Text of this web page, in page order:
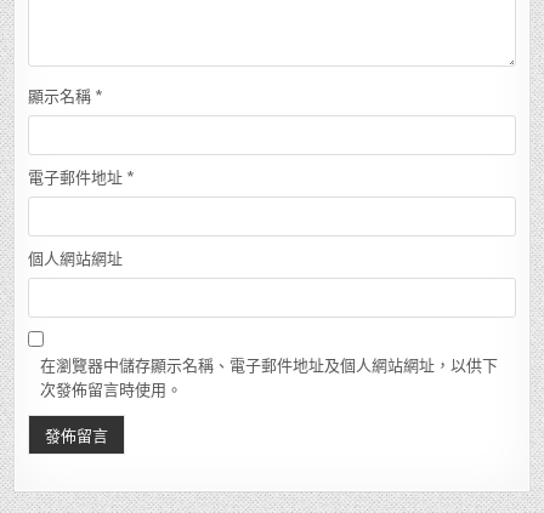
顯示名稱 *
電子郵件地址 *
個人網站網址
在瀏覽器中儲存顯示名稱、電子郵件地址及個人網站網址，以供下
次發佈留言時使用。